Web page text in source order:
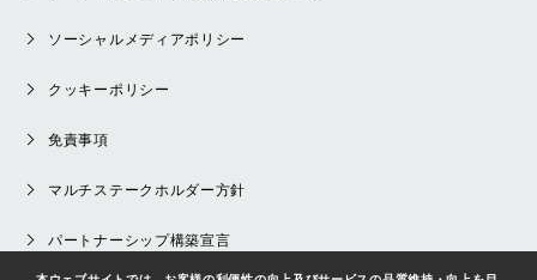
ソーシャルメディアポリシー
クッキーポリシー
免責事項
マルチステークホルダー方針
パートナーシップ構築宣言